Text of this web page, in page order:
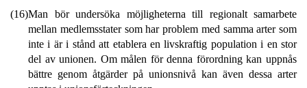
(16)Man bör undersöka möjligheterna till regionalt samarbete
mellan medlemsstater som har problem med samma arter som
inte i är i stånd att etablera en livskraftig population i en stor
del av unionen. Om målen för denna förordning kan uppnås
bättre genom åtgärder på unionsnivå kan även dessa arter